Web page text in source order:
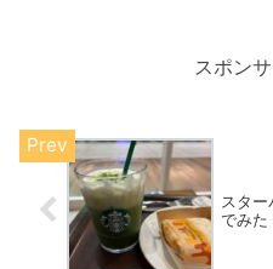
スポン
スタ
でみた